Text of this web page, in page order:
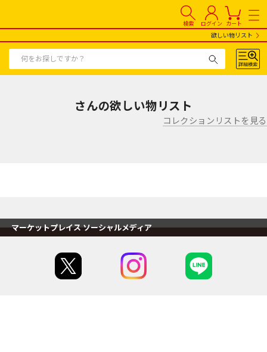
検索 ログイン カート
欲しい物リスト
さんの欲しい物リスト
コレクションリストを見る
マーケットプレイス ソーシャルメディア